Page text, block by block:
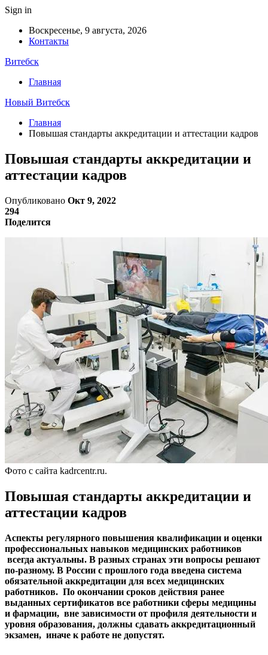
Sign in
Воскресенье, 9 августа, 2026
Контакты
Витебск
Главная
Новый Витебск
Главная
Повышая стандарты аккредитации и аттестации кадров
Повышая стандарты аккредитации и
аттестации кадров
Опубликовано Окт 9, 2022
294
Поделится
Фото с сайта kadrcentr.ru.
Повышая стандарты аккредитации и
аттестации кадров
Аспекты регулярного повышения квалификации и оценки
профессиональных навыков медицинских работников
всегда актуальны. В разных странах эти вопросы решают
по-разному. В России с прошлого года введена система
обязательной аккредитации для всех медицинских
работников. По окончании сроков действия ранее
выданных сертификатов все работники сферы медицины
и фармации, вне зависимости от профиля деятельности и
уровня образования, должны сдавать аккредитационный
экзамен, иначе к работе не допустят.